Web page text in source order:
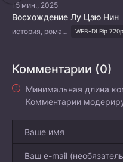
15 мин., 2025
Восхождение Лу Цзю Нин
история, романтика, драма WEB-DLRip 720p
Комментарии (0)
Минимальная длина
Комментарии